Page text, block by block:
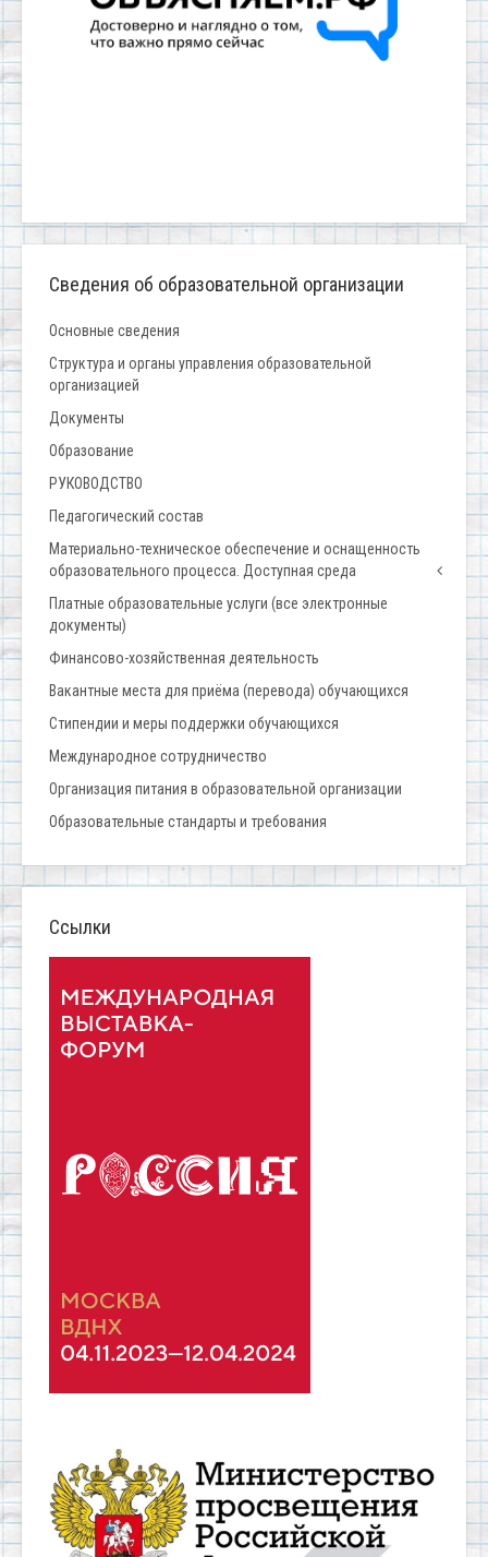
Сведения об образовательной организации
Основные сведения
Структура и органы управления образовательной
организацией
Документы
Образование
РУКОВОДСТВО
Педагогический состав
Материально-техническое обеспечение и оснащенность
образовательного процесса. Доступная среда
Платные образовательные услуги (все электронные
документы)
Финансово-хозяйственная деятельность
Вакантные места для приёма (перевода) обучающихся
Стипендии и меры поддержки обучающихся
Международное сотрудничество
Организация питания в образовательной организации
Образовательные стандарты и требования
Ссылки